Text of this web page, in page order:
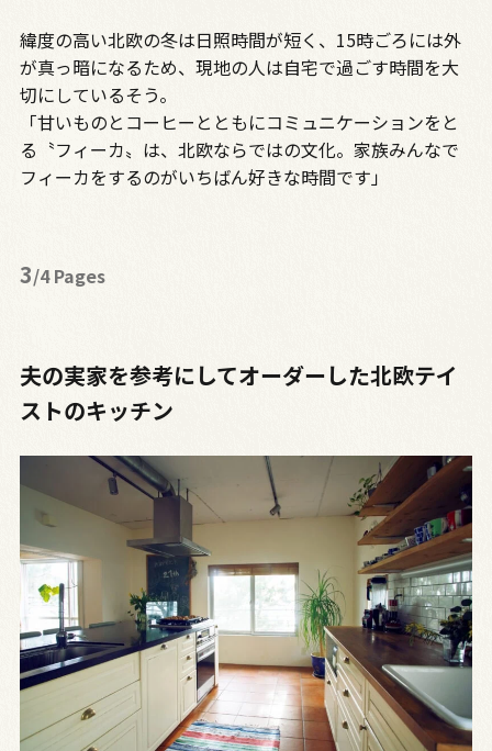
緯度の高い北欧の冬は日照時間が短く、15時ごろには外
が真っ暗になるため、現地の人は自宅で過ごす時間を大
切にしているそう。
「甘いものとコーヒーとともにコミュニケーションをと
る〝フィーカ〟は、北欧ならではの文化。家族みんなで
フィーカをするのがいちばん好きな時間です」
3/4 Pages
夫の実家を参考にしてオーダーした北欧テイ
ストのキッチン